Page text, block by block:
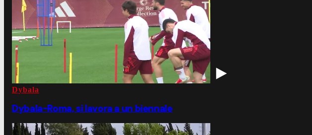
Dybala
Dybala-Roma, si lavora a un biennale